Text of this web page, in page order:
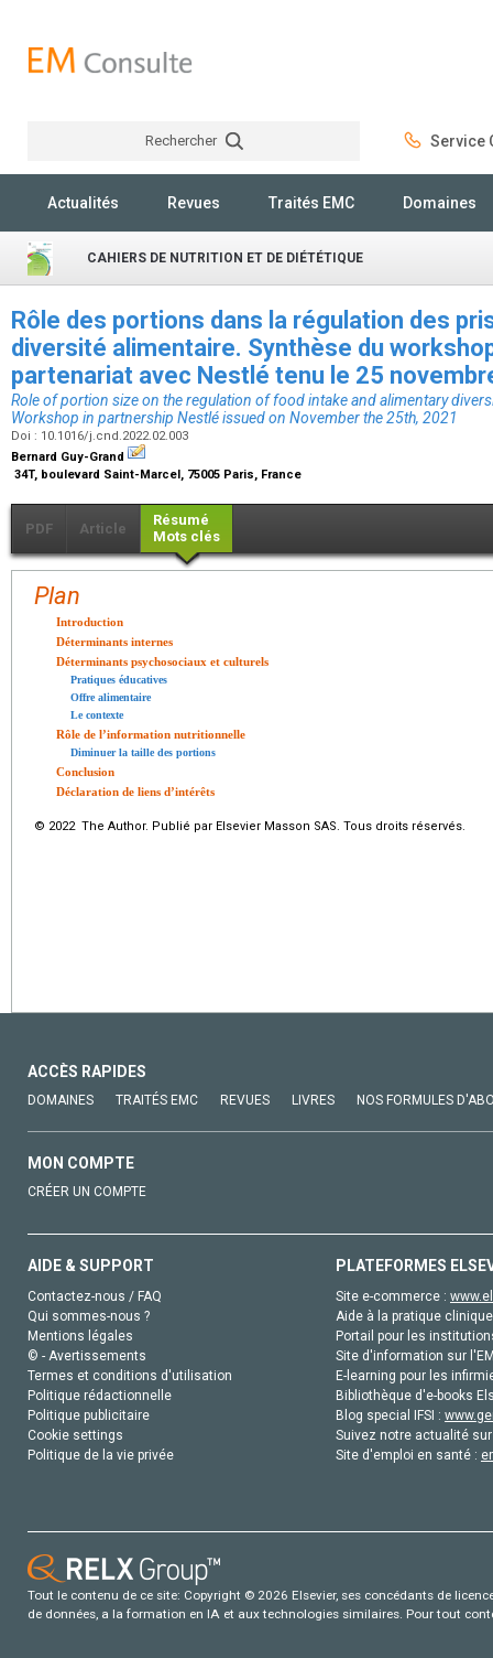
Rechercher Service
Actualités Revues Traités EMC Domaines
CAHIERS DE NUTRITION ET DE DIÉTÉTIQUE
Rôle des portions dans la régulation des
diversité alimentaire. Synthèse du
partenariat avec Nestlé tenu le 25
Role of portion size on the regulation of food intake and alimentary
Workshop in partnership Nestlé issued on November the 25th, 2021
Doi : 10.1016/j.cnd.2022.02.003
Bernard Guy-Grand
34T, boulevard Saint-Marcel, 75005 Paris, France
PDF Article
Résumé
Mots clés
Plan
Introduction
Déterminants internes
Déterminants psychosociaux et culturels
Pratiques éducatives
Offre alimentaire
Le contexte
Rôle de l’information nutritionnelle
Diminuer la taille des portions
Conclusion
Déclaration de liens d’intérêts
© 2022 The Author. Publié par Elsevier Masson SAS. Tous droits réservés.
ACCÈS RAPIDES
DOMAINES TRAITÉS EMC REVUES LIVRES NOS FORMULES
MON COMPTE
CRÉER UN COMPTE
AIDE & SUPPORT
Contactez-nous / FAQ
Qui sommes-nous ?
Mentions légales
© - Avertissements
Termes et conditions d'utilisation
Politique rédactionnelle
Politique publicitaire
Cookie settings
Politique de la vie privée
PLATEFORMES
Site e-commerce :
Aide à la pratique
Portail pour les
Site d'information sur
E-learning pour les
Bibliothèque d'e-books
Blog special IFSI :
Suivez notre actualité
Site d'emploi en santé :
Tout le contenu de ce site: Copyright © 2026 Elsevier, ses concédants de
de données, a la formation en IA et aux technologies similaires. Pour tout